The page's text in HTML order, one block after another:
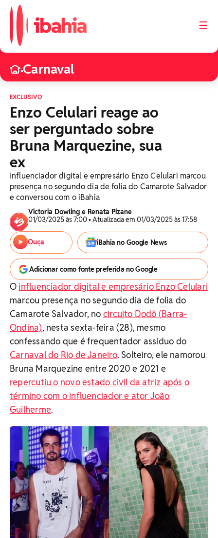
☰
•Carnaval
EXCLUSIVO
Enzo Celulari reage ao
ser perguntado sobre
Bruna Marquezine, sua
ex
Influenciador digital e empresário Enzo Celulari marcou
presença no segundo dia de folia do Camarote Salvador
e conversou com o iBahia
Victoria Dowling e Renata Pizane
01/03/2025 às 7:00 • Atualizada em 01/03/2025 às 17:58
Ouça iBahia no Google News
Adicionar como fonte preferida no Google
O influenciador digital e empresário Enzo Celulari
marcou presença no segundo dia de folia do
Camarote Salvador, no circuito Dodô (Barra-
Ondina), nesta sexta-feira (28), mesmo
confessando que é frequentador assíduo do
Carnaval do Rio de Janeiro. Solteiro, ele namorou
Bruna Marquezine entre 2020 e 2021 e
repercutiu o novo estado civil da atriz após o
término com o influenciador e ator João
Guilherme.